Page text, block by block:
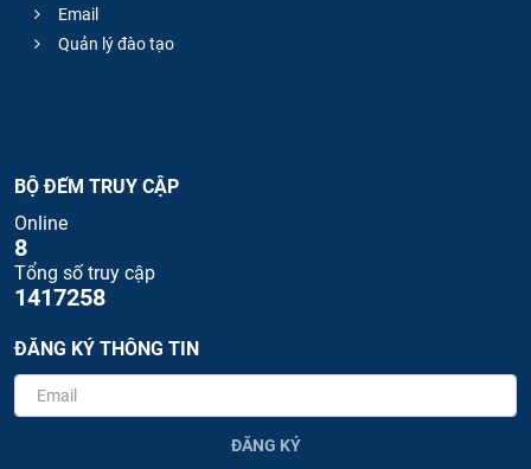
Email
Quản lý đào tạo
BỘ ĐẾM TRUY CẬP
Online
8
Tổng số truy cập
1417258
ĐĂNG KÝ THÔNG TIN
ĐĂNG KÝ